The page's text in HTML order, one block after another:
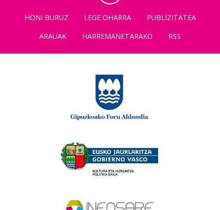
HONI BURUZ LEGE OHARRA
PUBLIZITATEA
ARAUAK
HARREMANETARAKO RSS